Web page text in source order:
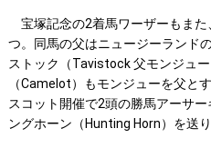
宝塚記念の2着馬ワーザーもま
つ。同馬の父はニュージーランド
ストック（Tavistock 父モンジュ
（Camelot）もモンジューを父と
スコット開催で2頭の勝馬アーサ
ングホーン（Hunting Horn）を送